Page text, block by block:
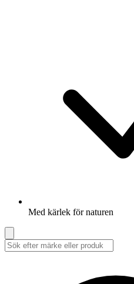
Med kärlek för naturen